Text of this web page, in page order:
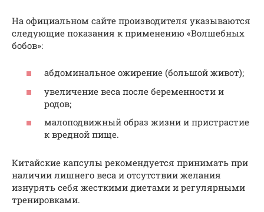
На официальном сайте производителя указываются
следующие показания к применению «Волшебных
бобов»:
абдоминальное ожирение (большой живот);
увеличение веса после беременности и
родов;
малоподвижный образ жизни и пристрастие
к вредной пище.
Китайские капсулы рекомендуется принимать при
наличии лишнего веса и отсутствии желания
изнурять себя жесткими диетами и регулярными
тренировками.